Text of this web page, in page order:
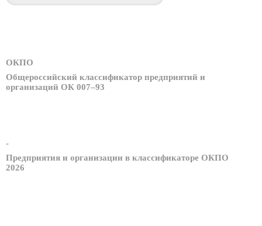
ОКПО
Общероссийский классификатор предприятий и
организаций ОК 007–93
-
Предприятия и организации в классификаторе ОКПО
2026